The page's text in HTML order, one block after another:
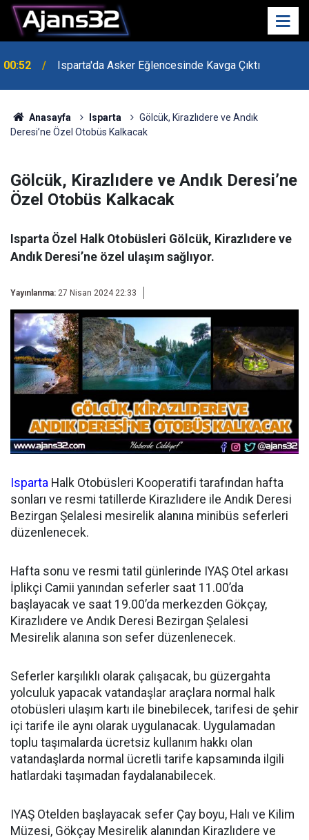
00:52 Isparta'da Asker Eğlencesinde Kavga Çıktı
Anasayfa Isparta
Gölcük, Kirazlıdere ve Andık
Deresi’ne Özel Otobüs Kalkacak
Gölcük, Kirazlıdere ve Andık Deresi’ne
Özel Otobüs Kalkacak
Isparta Özel Halk Otobüsleri Gölcük, Kirazlıdere ve
Andık Deresi’ne özel ulaşım sağlıyor.
Yayınlanma: 27 Nisan 2024 22:33
Isparta Halk Otobüsleri Kooperatifi tarafından hafta
sonları ve resmi tatillerde Kirazlıdere ile Andık Deresi
Bezirgan Şelalesi mesirelik alanına minibüs seferleri
düzenlenecek.
Hafta sonu ve resmi tatil günlerinde IYAŞ Otel arkası
İplikçi Camii yanından seferler saat 11.00’da
başlayacak ve saat 19.00’da merkezden Gökçay,
Kirazlıdere ve Andık Deresi Bezirgan Şelalesi
Mesirelik alanına son sefer düzenlenecek.
Seferler karşılıklı olarak çalışacak, bu güzergahta
yolculuk yapacak vatandaşlar araçlara normal halk
otobüsleri ulaşım kartı ile binebilecek, tarifesi de şehir
içi tarife ile aynı olarak uygulanacak. Uygulamadan
toplu taşımalarda ücretsiz kullanım hakkı olan
vatandaşlarda normal ücretli tarife kapsamında ilgili
hatlardaki taşımadan faydalanabilecek.
IYAŞ Otelden başlayacak sefer Çay boyu, Halı ve Kilim
Müzesi, Gökçay Mesirelik alanından Kirazlıdere ve